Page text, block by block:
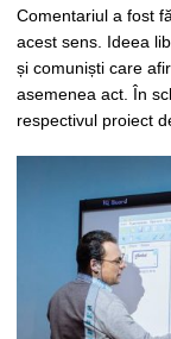
Comentariul a fost
acest sens. Ideea
și comuniști care
asemenea act. În
respectivul proiect